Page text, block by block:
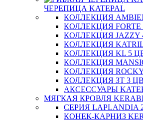
ЧЕРЕПИЦА KATEPAL
КОЛЛЕКЦИЯ
КОЛЛЕКЦИЯ FORTE
КОЛЛЕКЦИЯ JAZZY
КОЛЛЕКЦИЯ
КОЛЛЕКЦИЯ KL 5
КОЛЛЕКЦИЯ
КОЛЛЕКЦИЯ
КОЛЛЕКЦИЯ ЗТ 3
АКСЕССУАРЫ
МЯГКАЯ КРОВЛЯ
СЕРИЯ
КОНЕК-КАРНИЗ